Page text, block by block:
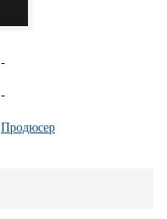
-
-
Продюсер